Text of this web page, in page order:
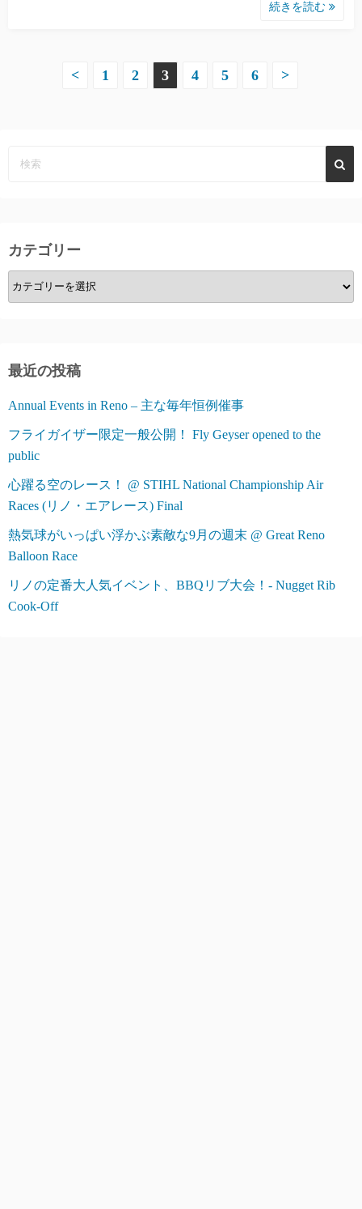
続きを読む
ペ
送
り
< 1 2 3 4 5 6 >
カテゴリー
カ
テ
ー
最近の投稿
Annual Events in Reno – 主な毎年恒例催事
フライガイザー限定一般公開！ Fly Geyser opened to the
public
心躍る空のレース！ @ STIHL National Championship Air
Races (リノ・エアレース) Final
熱気球がいっぱい浮かぶ素敵な9月の週末 @ Great Reno
Balloon Race
リノの定番大人気イベント、BBQリブ大会！- Nugget Rib
Cook-Off